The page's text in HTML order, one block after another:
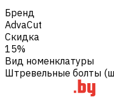
Бренд
AdvaCut
Скидка
15%
Вид номенклатуры
Штревельные болты